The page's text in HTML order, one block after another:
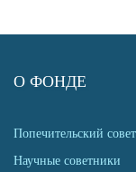
О ФОНДЕ
Попечительский совет
Научные советники